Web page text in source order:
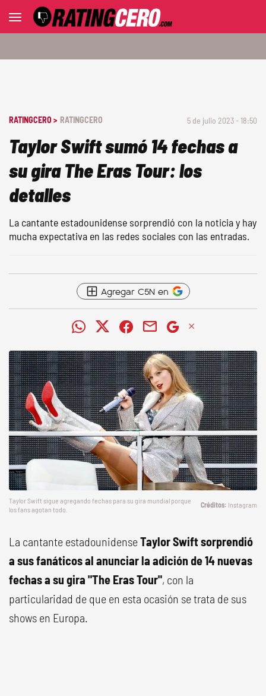
RATINGCERO > RATINGCERO 5 de julio 2023 - 18:50
Taylor Swift sumó 14 fechas a
su gira The Eras Tour: los
detalles
La cantante estadounidense sorprendió con la noticia y hay
mucha expectativa en las redes sociales con las entradas.
Agregar C5N en
Taylor Swift sigue agregando fechas para su gira mundial porque
los fans agotan todo.
Instagram
La cantante estadounidenseTaylor Swift sorprendió
a sus fanáticos al anunciar la adición de 14 nuevas
fechas a su gira "The Eras Tour", con la
particularidad de que en esta ocasión se trata de sus
shows en Europa.